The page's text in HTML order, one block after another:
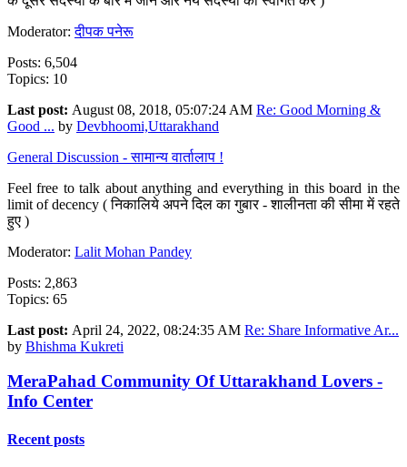
Moderator:दीपक पनेरू
Posts: 6,504
Topics: 10
Last post: August 08, 2018, 05:07:24 AM Re: Good Morning &
Good ... by Devbhoomi,Uttarakhand
General Discussion - सामान्य वार्तालाप !
Feel free to talk about anything and everything in this board in the
limit of decency ( निकालिये अपने दिल का गुबार - शालीनता की सीमा में रहते
हुए )
Moderator: Lalit Mohan Pandey
Posts: 2,863
Topics: 65
Last post: April 24, 2022, 08:24:35 AM Re: Share Informative Ar...
by Bhishma Kukreti
MeraPahad Community Of Uttarakhand Lovers -
Info Center
Recent posts